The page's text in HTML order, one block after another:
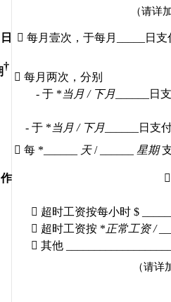
（请详
 每月壹次，于每月 日支
†
 每月两次，分别
- 于 * 当月 / 下月______ 日
- 于 * 当月 / 下月 日支
 每 *______ 天 / ______ 星期

 超时工资按每小时 $
 超时工资按 * 正常工资 /
 其他
（请详